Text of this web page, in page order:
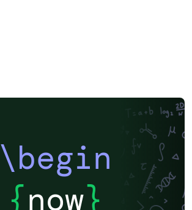
\begin
{now}